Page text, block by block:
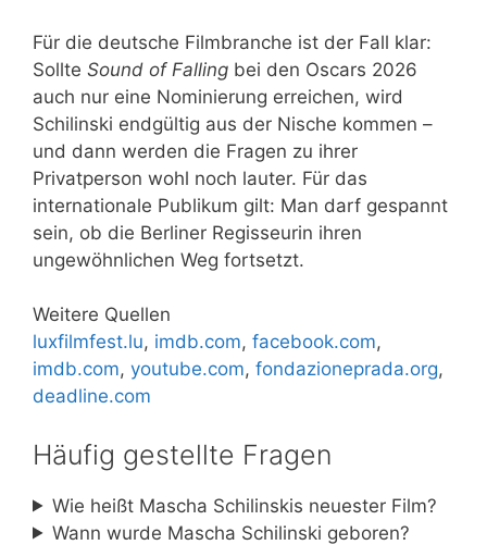
Für die deutsche Filmbranche ist der Fall klar:
Sollte Sound of Falling bei den Oscars 2026
auch nur eine Nominierung erreichen, wird
Schilinski endgültig aus der Nische kommen –
und dann werden die Fragen zu ihrer
Privatperson wohl noch lauter. Für das
internationale Publikum gilt: Man darf gespannt
sein, ob die Berliner Regisseurin ihren
ungewöhnlichen Weg fortsetzt.
Weitere Quellen
luxfilmfest.lu, imdb.com, facebook.com,
imdb.com, youtube.com, fondazioneprada.org,
deadline.com
Häufig gestellte Fragen
Wie heißt Mascha Schilinskis neuester Film?
Wann wurde Mascha Schilinski geboren?